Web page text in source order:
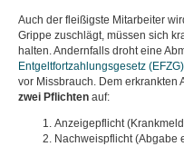
Auch der fleißigste Mitarbeiter
Grippe zuschlägt, müssen sich
halten. Andernfalls droht eine
Entgeltfortzahlungsgesetz (EFZG)
vor Missbrauch. Dem erkrankten
zwei Pflichten auf:
Anzeigepflicht
Nachweispflicht (Abgabe